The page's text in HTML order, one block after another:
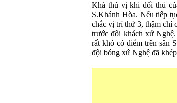
Khá thú vị khi đối thủ
S.Khánh Hòa. Nếu tiếp
chắc vị trí thứ 3, thậm chí
trước đối khách xứ
rất khó có điểm trên sân
đội bóng xứ Nghệ đã